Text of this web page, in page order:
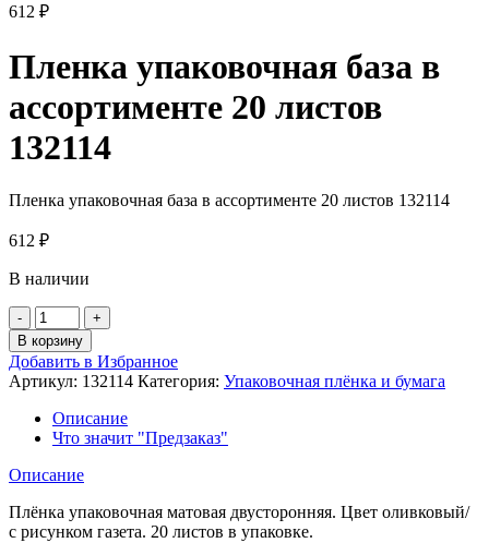
612 ₽
Пленка упаковочная база в
ассортименте 20 листов
132114
Пленка упаковочная база в ассортименте 20 листов 132114
612 ₽
В наличии
Количество
товара
Пленка
упаковочная
база
в
ассортименте
листов
В корзину
Добавить в Избранное
Артикул: 132114 Категория: Упаковочная плёнка и бумага
Описание
Что значит "Предзаказ"
Описание
Плёнка упаковочная матовая двусторонняя. Цвет оливковый/
с рисунком газета. 20 листов в упаковке.